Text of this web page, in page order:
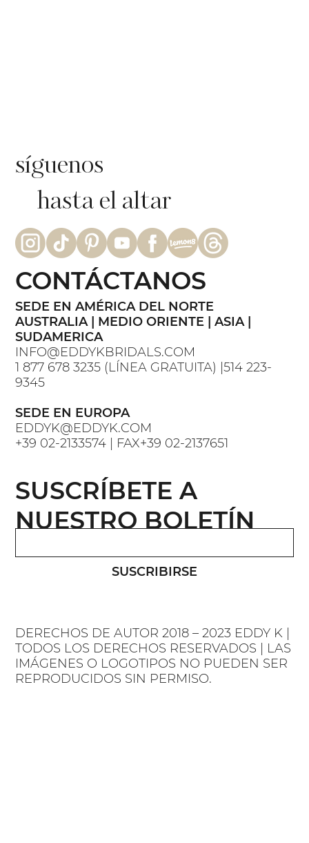
DERECHOS DE AUTOR 2018 – 2023 EDDY K |
TODOS LOS DERECHOS RESERVADOS | LAS
IMÁGENES O LOGOTIPOS NO PUEDEN SER
REPRODUCIDOS SIN PERMISO.
síguenos
hasta el altar
SEDE EN AMÉRICA DEL NORTE
AUSTRALIA | MEDIO ORIENTE | ASIA |
SUDAMERICA
INFO@EDDYKBRIDALS.COM
1 877 678 3235 (LÍNEA GRATUITA) |514 223-
9345
SEDE EN EUROPA
EDDYK@EDDYK.COM
+39 02-2133574 | FAX+39 02-2137651
CONTÁCTANOS
SUSCRIBIRSE
SUSCRÍBETE A
NUESTRO BOLETÍN